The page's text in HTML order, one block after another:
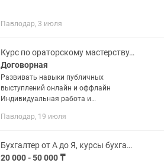
Павлодар, 3 июля
Курс по ораторскому мастерству. Индивидуально
Договорная
Развивать навыки публичных
выступлений онлайн и оффлайн
Индивидуальная работа и
эмоции, программа насчитывается
запроса. Пробное...
Павлодар, 19 июля
Бухгалтер от А до Я, курсы бухгалтерии в BUH CENTER KZ, 1С, складской учет
20 000 - 50 000 ₸